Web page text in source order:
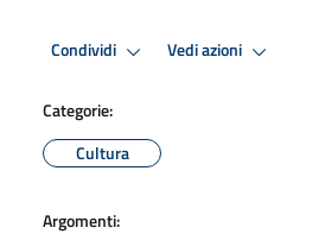
Condividi Vedi azioni
Categorie:
Cultura
Argomenti: